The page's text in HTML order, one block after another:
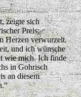
zeigte sich
Preis:
Herzen verwurzelt.
und ich wünsche
wie mich. Ich finde
in Gohrisch
an diesem